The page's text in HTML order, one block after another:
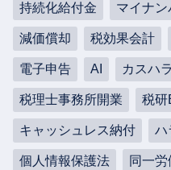
持続化給付金 マイナン
減価償却 税効果会計
電子申告 AI カスハラ
税理士事務所開業 税研
キャッシュレス納付 ハ
個人情報保護法 同一